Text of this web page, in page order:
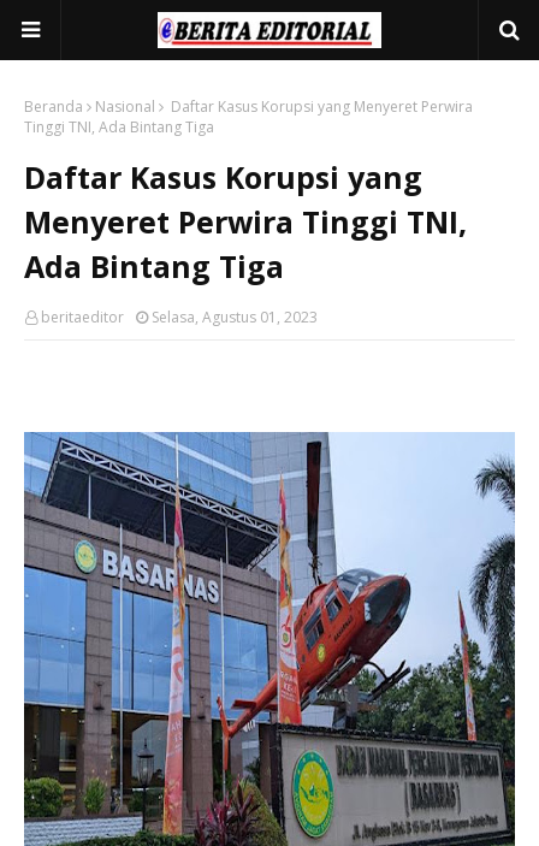
Beranda Nasional
Daftar Kasus Korupsi yang Menyeret Perwira
Tinggi TNI, Ada Bintang Tiga
Daftar Kasus Korupsi yang
Menyeret Perwira Tinggi TNI,
Ada Bintang Tiga
beritaeditor Selasa, Agustus 01, 2023